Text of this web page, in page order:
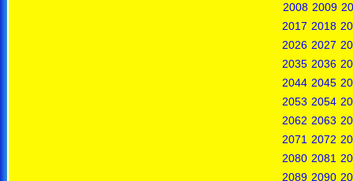
2008 2009
2017 2018
2026 2027
2035 2036
2044 2045
2053 2054
2062 2063
2071 2072
2080 2081
2089 2090